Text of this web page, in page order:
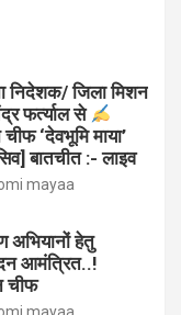
निदेशक/ जिला मिशन
फर्त्याल से
‘देवभूमि माया’
बातचीत :- लाइव
mayaa
अभियानों हेतु
आमंत्रित..!
चीफ